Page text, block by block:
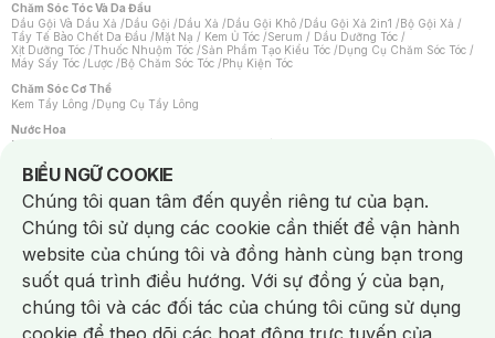
Chăm Sóc Tóc Và Da Đầu
Dầu Gội Và Dầu Xả /Dầu Gội /Dầu Xả /Dầu Gội Khô /Dầu Gội Xả 2in1 /Bộ Gội Xả /
Tẩy Tế Bào Chết Da Đầu /Mặt Nạ / Kem Ủ Tóc /Serum / Dầu Dưỡng Tóc /
Xịt Dưỡng Tóc /Thuốc Nhuộm Tóc /Sản Phẩm Tạo Kiểu Tóc /Dụng Cụ Chăm Sóc Tóc /
Máy Sấy Tóc /Lược /Bộ Chăm Sóc Tóc /Phụ Kiện Tóc
Chăm Sóc Cơ Thể
Kem Tẩy Lông /Dụng Cụ Tẩy Lông
Nước Hoa
Nước Hoa Nữ
Chăm Sóc Cá Nhân
Chống Muỗi /Khẩu Trang /Máy Massage/Mặt Nạ Xông Hơi /Nước Rửa Tay/
Sản Phẩm Chăm Sóc Khác /Bàn Chải Đánh Răng /Bàn Chải Điện/
Hỗ Trợ Trắng Răng/Kem Đánh Răng /Máy Tăm Nước/ Nước Súc Miệng/
Tăm / Chỉ Nha Khoa/ Xịt Thơm Miệng / Dung Dịch Vệ Sinh/Dưỡng Vùng Kín/
Khăn Ướt Vệ Sinh Vùng Kín/Băng Vệ Sinh/Tampon/Bọt Cạo Râu /Dao Cạo Râu/
Máy Cạo Râu
Vấn Đề Về Da
Da Dầu / Lỗ Chân Lông To/ Da Khô / Mất Nước/ Da Lão Hóa/ Da Mụn/
Da Nhạy Cảm / Kích Ứng
Da Xỉn Màu Thâm / Nám / Tàn Nhang
Quầng Thâm & Bọng Mắt /Sẹo /Viêm Da Cơ Địa
BIỂU NGỮ COOKIE
Notice about cookies usage
Chúng tôi quan tâm đến quyền riêng tư của bạn.
Chúng tôi sử dụng các cookie cần thiết để vận hành
website của chúng tôi và đồng hành cùng bạn trong
suốt quá trình điều hướng. Với sự đồng ý của bạn,
chúng tôi và các đối tác của chúng tôi cũng sử dụng
cookie để theo dõi các hoạt động trực tuyến của